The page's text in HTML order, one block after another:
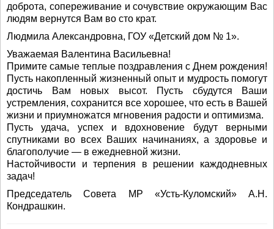
доброта, сопереживание и сочувствие окружающим Вас
людям вернутся Вам во сто крат.
Людмила Александровна, ГОУ «Детский дом № 1».
Уважаемая Валентина Васильевна!
Примите самые теплые поздравления с Днем рождения!
Пусть накопленный жизненный опыт и мудрость помогут
достичь Вам новых высот. Пусть сбудутся Ваши
устремления, сохранится все хорошее, что есть в Вашей
жизни и приумножатся мгновения радости и оптимизма.
Пусть удача, успех и вдохновение будут верными
спутниками во всех Ваших начинаниях, а здоровье и
благополучие — в ежедневной жизни.
Настойчивости и терпения в решении каждодневных
задач!
Председатель Совета МР «Усть-Куломский» А.Н.
Кондрашкин.